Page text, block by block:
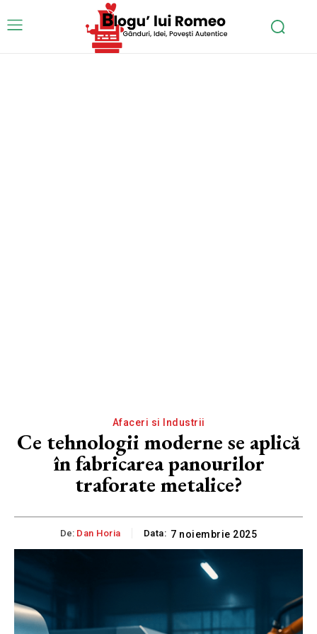
Afaceri si Industrii
Ce tehnologii moderne se aplică
în fabricarea panourilor
traforate metalice?
De: Dan Horia Data: 7 noiembrie 2025